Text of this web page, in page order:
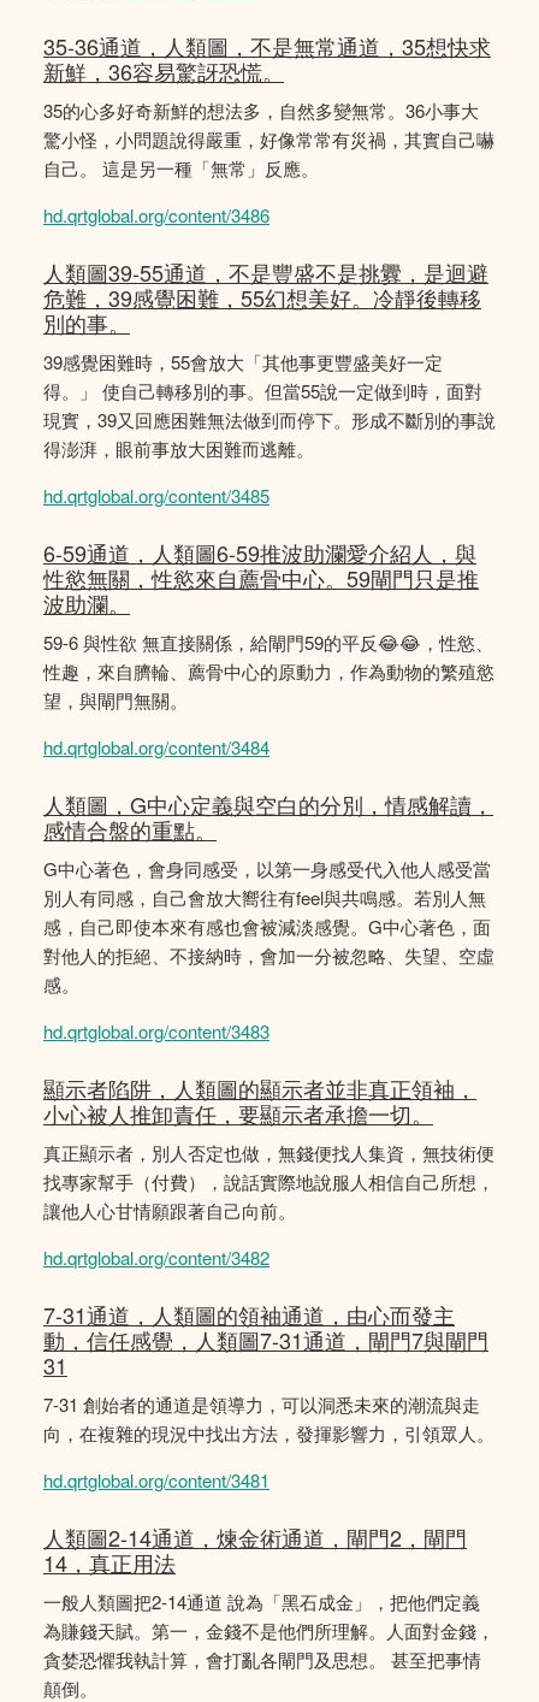
35-36通道，人類圖，不是無常通道，35想快求
新鮮，36容易驚訝恐慌。
35的心多好奇新鮮的想法多，自然多變無常。36小事大
驚小怪，小問題說得嚴重，好像常常有災禍，其實自己嚇
自己。 這是另一種「無常」反應。
hd.qrtglobal.org/content/3486
人類圖39-55通道，不是豐盛不是挑釁，是迴避
危難，39感覺困難，55幻想美好。冷靜後轉移
別的事。
39感覺困難時，55會放大「其他事更豐盛美好一定
得。」 使自己轉移別的事。但當55說一定做到時，面對
現實，39又回應困難無法做到而停下。形成不斷別的事說
得澎湃，眼前事放大困難而逃離。
hd.qrtglobal.org/content/3485
6-59通道，人類圖6-59推波助瀾愛介紹人，與
性慾無關，性慾來自薦骨中心。59閘門只是推
波助瀾。
59-6 與性欲 無直接關係，給閘門59的平反😂😂，性慾、
性趣，來自臍輪、薦骨中心的原動力，作為動物的繁殖慾
望，與閘門無關。
hd.qrtglobal.org/content/3484
人類圖，G中心定義與空白的分別，情感解讀，
感情合盤的重點。
G中心著色，會身同感受，以第一身感受代入他人感受當
別人有同感，自己會放大嚮往有feel與共鳴感。若別人無
感，自己即使本來有感也會被減淡感覺。G中心著色，面
對他人的拒絕、不接納時，會加一分被忽略、失望、空虛
感。
hd.qrtglobal.org/content/3483
顯示者陷阱，人類圖的顯示者並非真正領袖，
小心被人推卸責任，要顯示者承擔一切。
真正顯示者，別人否定也做，無錢便找人集資，無技術便
找專家幫手（付費），說話實際地說服人相信自己所想，
讓他人心甘情願跟著自己向前。
hd.qrtglobal.org/content/3482
7-31通道，人類圖的領袖通道，由心而發主
動，信任感覺，人類圖7-31通道，閘門7與閘門
31
7-31 創始者的通道是領導力，可以洞悉未來的潮流與走
向，在複雜的現況中找出方法，發揮影響力，引領眾人。
hd.qrtglobal.org/content/3481
人類圖2-14通道，煉金術通道，閘門2，閘門
14，真正用法
一般人類圖把2-14通道 說為「黑石成金」，把他們定義
為賺錢天賦。第一，金錢不是他們所理解。人面對金錢，
貪婪恐懼我執計算，會打亂各閘門及思想。 甚至把事情
顛倒。